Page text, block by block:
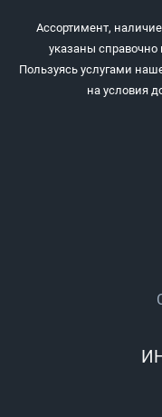
Ассортимент,
указаны справочно
Пользуясь услугами
на условия